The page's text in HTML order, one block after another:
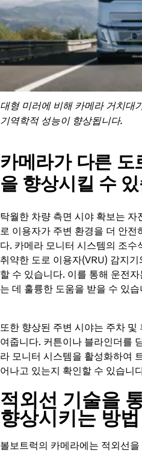
대형 미러에 비해 카메라 거치대
기역학적 성능이 향상됩니다.
카메라가 다른 도
을 향상시킬 수
탁월한 차량 측면 시야 확보는 자
로 이용자가 주변 환경을 더 안전
다. 카메라 모니터 시스템의 조수
취약한 도로 이용자(VRU) 감지
할 수 있습니다. 이를 통해 운전
는 데 훌륭한 도움을 받을 수 있습
또한 향상된 주변 시야는 주차 및
여줍니다. 커튼이나 블라인더를
라 모니터 시스템을 활성화하여
어나고 있는지 확인할 수 있습니
적외선 기술을
향상시키는 방법
볼보트럭의 카메라에는 적외선